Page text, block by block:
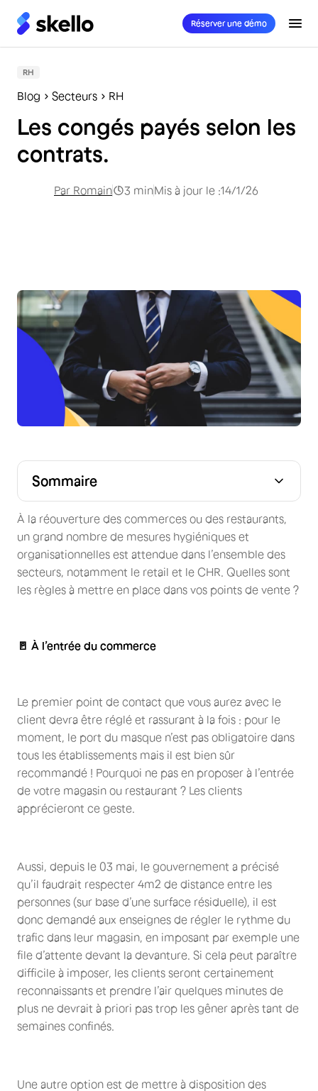
Réserver une démo
RH
Blog Secteurs RH
Les congés payés selon les
contrats.
Par Romain 3 minMis à jour le :14/1/26
À la réouverture des commerces ou des restaurants,
un grand nombre de mesures hygiéniques et
organisationnelles est attendue dans l’ensemble des
secteurs, notamment le retail et le CHR. Quelles sont
les règles à mettre en place dans vos points de vente ?
🚪 À l’entrée du commerce
Le premier point de contact que vous aurez avec le
client devra être réglé et rassurant à la fois : pour le
moment, le port du masque n’est pas obligatoire dans
tous les établissements mais il est bien sûr
recommandé ! Pourquoi ne pas en proposer à l’entrée
de votre magasin ou restaurant ? Les clients
apprécieront ce geste.
Aussi, depuis le 03 mai, le gouvernement a précisé
qu’il faudrait respecter 4m2 de distance entre les
personnes (sur base d’une surface résiduelle), il est
donc demandé aux enseignes de régler le rythme du
trafic dans leur magasin, en imposant par exemple une
file d’attente devant la devanture. Si cela peut paraître
difficile à imposer, les clients seront certainement
reconnaissants et prendre l’air quelques minutes de
plus ne devrait à priori pas trop les gêner après tant de
semaines confinés.
Une autre option est de mettre à disposition des
Sommaire